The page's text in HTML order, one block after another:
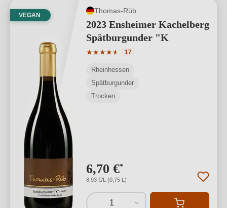
VEGAN
Thomas-Rüb
2023 Ensheimer Kachelberg
Spätburgunder "K
★★★★★
★
Durchschnittliche Bewertung von 4.94
17
Rheinhessen
Spätburgunder
Trocken
6,70 €*
8,93 €/L (0,75 L)
1